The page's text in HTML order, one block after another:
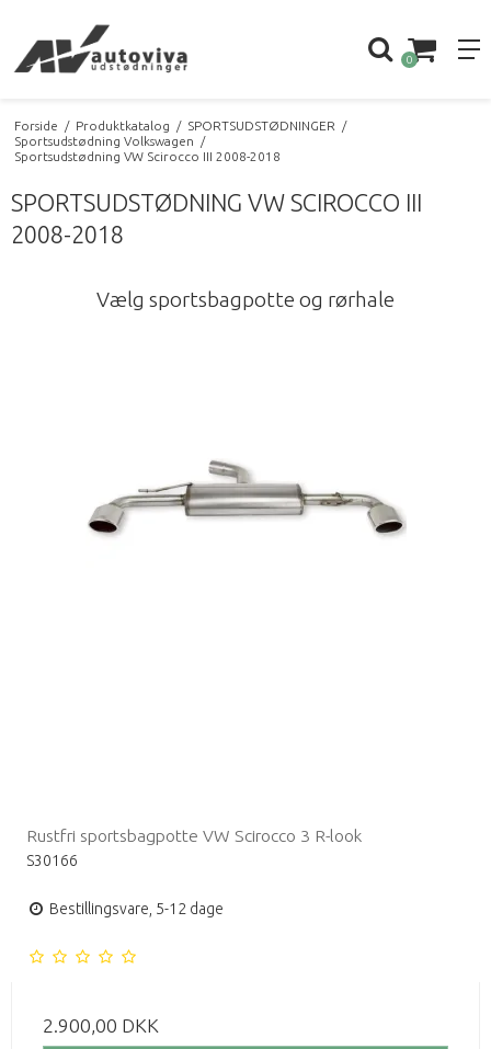
0
Forside / Produktkatalog / SPORTSUDSTØDNINGER
/
Sportsudstødning Volkswagen
/
Sportsudstødning VW Scirocco III 2008-2018
SPORTSUDSTØDNING VW SCIROCCO III
2008-2018
Vælg sportsbagpotte og rørhale
Rustfri sportsbagpotte VW Scirocco 3 R-look
S30166
Bestillingsvare, 5-12 dage
2.900,00 DKK